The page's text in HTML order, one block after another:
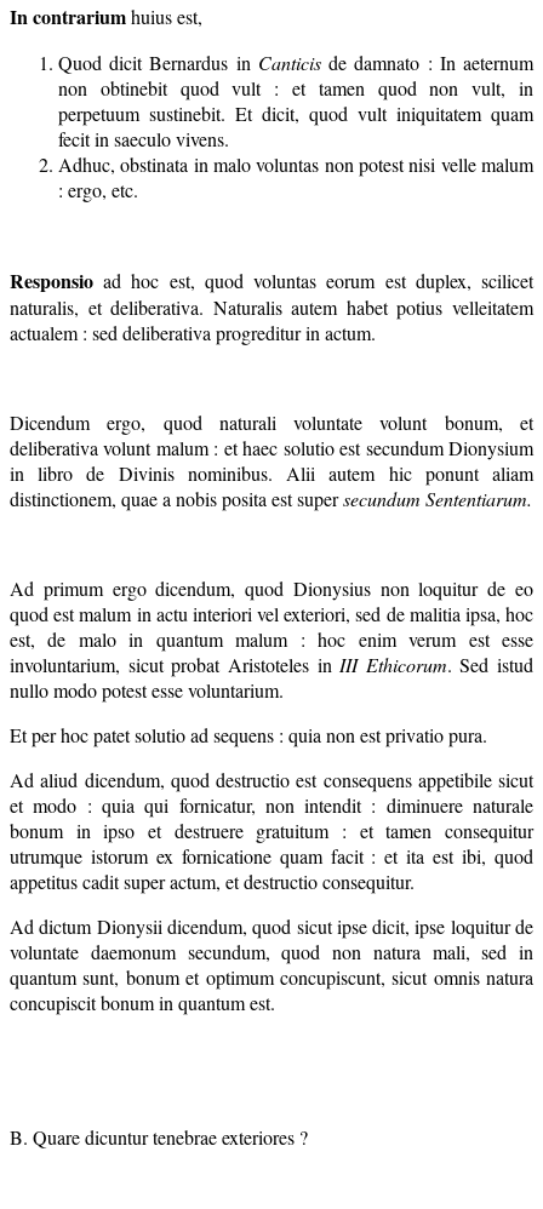
In contrariumhuius est,
Quod dicit Bernardus in Canticisde damnato : In aeternum
non obtinebit quod vult : et tamen quod non vult, in
perpetuum sustinebit. Et dicit, quod vult iniquitatem quam
fecit in saeculo vivens.
Adhuc, obstinata in malo voluntas non potest nisi velle malum
: ergo, etc.
Responsio ad hoc est, quod voluntas eorum est duplex, scilicet
naturalis, et deliberativa. Naturalis autem habet potius velleitatem
actualem : sed deliberativa progreditur in actum.
Dicendum ergo, quod naturali voluntate volunt bonum, et
deliberativa volunt malum : et haec solutio est secundum Dionysium
in libro de Divinis nominibus. Alii autem hic ponunt aliam
distinctionem, quae a nobis posita est supersecundum Sententiarum.
Ad primum ergo dicendum, quod Dionysius non loquitur de eo
quod est malum in actu interiori vel exteriori, sed de malitia ipsa, hoc
est, de malo in quantum malum : hoc enim verum est esse
involuntarium, sicut probat Aristoteles in III Ethicorum. Sed istud
nullo modo potest esse voluntarium.
Et per hoc patet solutio ad sequens : quia non est privatio pura.
Ad aliud dicendum, quod destructio est consequens appetibile sicut
et modo : quia qui fornicatur, non intendit : diminuere naturale
bonum in ipso et destruere gratuitum : et tamen consequitur
utrumque istorum ex fornicatione quam facit : et ita est ibi, quod
appetitus cadit super actum, et destructio consequitur.
Ad dictum Dionysii dicendum, quod sicut ipse dicit, ipse loquitur de
voluntate daemonum secundum, quod non natura mali, sed in
quantum sunt, bonum et optimum concupiscunt, sicut omnis natura
concupiscit bonum in quantum est.
B. Quare dicuntur tenebrae exteriores ?